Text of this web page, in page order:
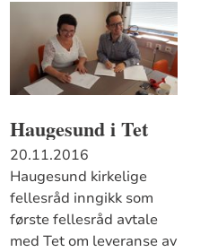
Haugesund i Tet
20.11.2016
Haugesund kirkelige
fellesråd inngikk som
første fellesråd avtale
med Tet om leveranse av